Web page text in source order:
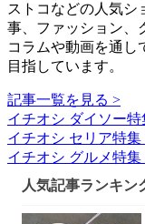
ストコなどの人気シ
事、ファッション
コラムや動画を通し
目指しています。
記事一覧を見る >
イチオシ ダイソー特
イチオシ セリア特集
イチオシ グルメ特集
人気記事ランキン